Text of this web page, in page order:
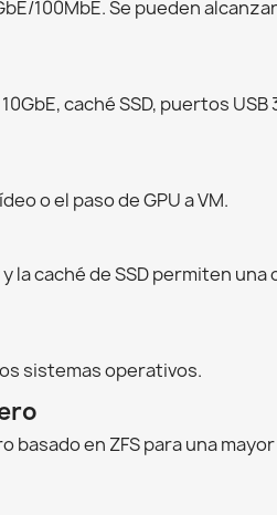
100MbE. Se pueden
caché SSD, puertos
o el paso de GPU a VM.
la caché de SSD permiten
sistemas operativos.
basado en ZFS para una